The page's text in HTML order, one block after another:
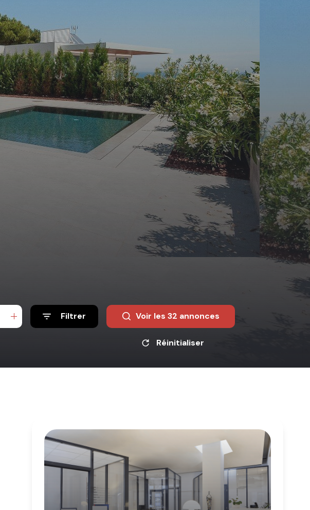
Filtrer Voir les 32 annonces
Réinitialiser